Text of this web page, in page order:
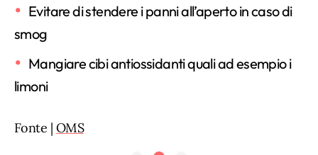
Evitare di stendere i panni all’aperto in caso di
smog
Mangiare cibi antiossidanti quali ad esempio i
limoni
Fonte | OMS